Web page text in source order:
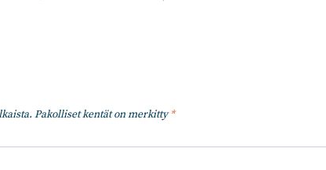
Pakolliset kentät on merkitty*